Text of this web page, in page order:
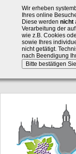
Wir erheben
Ihres online
Diese werden nicht
Verarbeitung der
wie z.B. Cookies
sowie Ihres
nicht getätigt.
nach Beendigung